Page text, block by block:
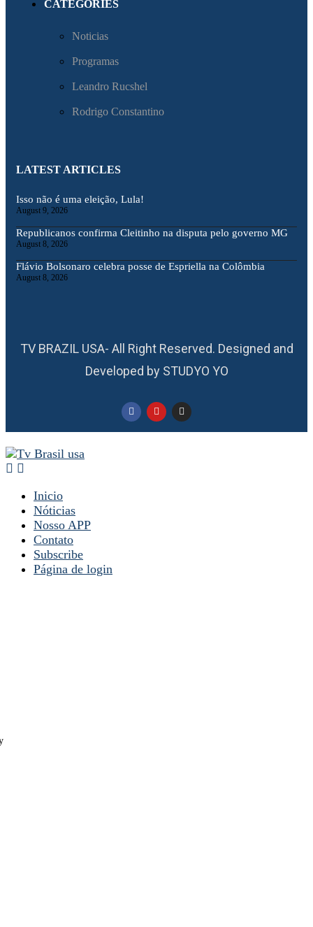
CATEGORIES
Noticias
Programas
Leandro Rucshel
Rodrigo Constantino
LATEST ARTICLES
Isso não é uma eleição, Lula!
August 9, 2026
Republicanos confirma Cleitinho na disputa pelo governo MG
August 8, 2026
Flávio Bolsonaro celebra posse de Espriella na Colômbia
August 8, 2026
TV BRAZIL USA- All Right Reserved. Designed and
Developed by STUDYO YO
Inicio
Nóticias
Nosso APP
Contato
Subscribe
Página de login